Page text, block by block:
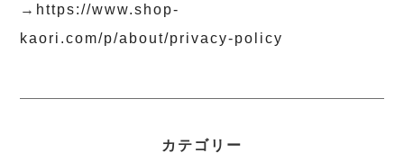
→ https://www.shop-
kaori.com/p/about/privacy-policy
カテゴリー